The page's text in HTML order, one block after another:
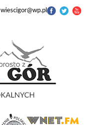
wiescigor@wp.pl